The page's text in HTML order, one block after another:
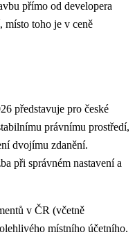
přímo od developera
místo toho je v ceně
představuje pro české
právnímu prostředí,
dvojímu zdanění.
při správném nastavení a
v ČR (včetně
místního účetního.